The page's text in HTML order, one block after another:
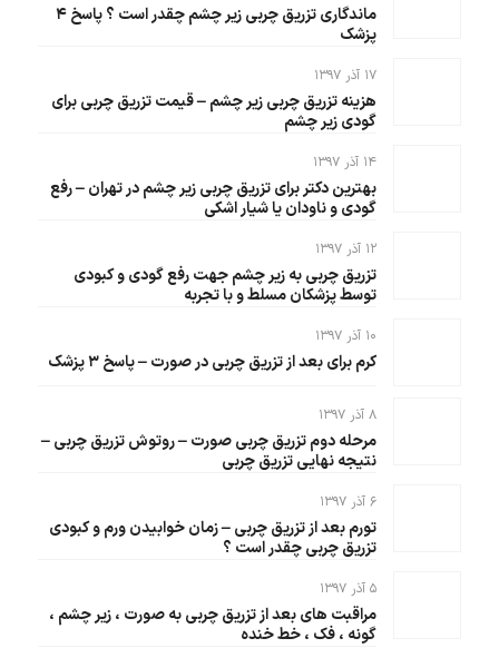
ماندگاری تزریق چربی زیر چشم چقدر است ؟ پاسخ ۴
پزشک
۱۷ آذر ۱۳۹۷
هزینه تزریق چربی زیر چشم – قیمت تزریق چربی برای
گودی زیر چشم
۱۴ آذر ۱۳۹۷
بهترین دکتر برای تزریق چربی زیر چشم در تهران – رفع
گودی و ناودان یا شیار اشکی
۱۲ آذر ۱۳۹۷
تزریق چربی به زیر چشم جهت رفع گودی و کبودی
توسط پزشکان مسلط و با تجربه
۱۰ آذر ۱۳۹۷
کرم برای بعد از تزریق چربی در صورت – پاسخ ۳ پزشک
۸ آذر ۱۳۹۷
مرحله دوم تزریق چربی صورت – روتوش تزریق چربی –
نتیجه نهایی تزریق چربی
۶ آذر ۱۳۹۷
تورم بعد از تزریق چربی – زمان خوابیدن ورم و کبودی
تزریق چربی چقدر است ؟
۵ آذر ۱۳۹۷
مراقبت های بعد از تزریق چربی به صورت ، زیر چشم ،
گونه ، فک ، خط خنده